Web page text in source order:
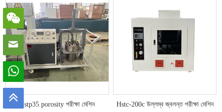
Hstp35 porosity পরীক্ষা মেশিন Hstc-200c উল্লম্ব জ্বলন্ত পরীক্ষা মেশিন